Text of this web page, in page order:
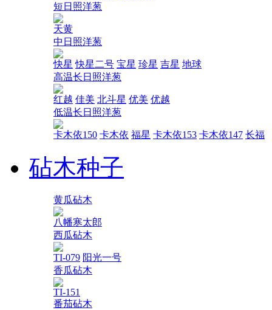
短日照洋葱
天黄
中日照洋葱
快星 快星二号 宝星 珍星 吉星 地球
高温长日照洋葱
红越 佳美 北斗星 优美 优越
低温长日照洋葱
卡木依150 卡木依 福星 卡木依153 卡木依147 长福
砧木种子
黄瓜砧木
八幡寒太郎
西瓜砧木
TI-079 阳光一号
香瓜砧木
TI-151
番茄砧木